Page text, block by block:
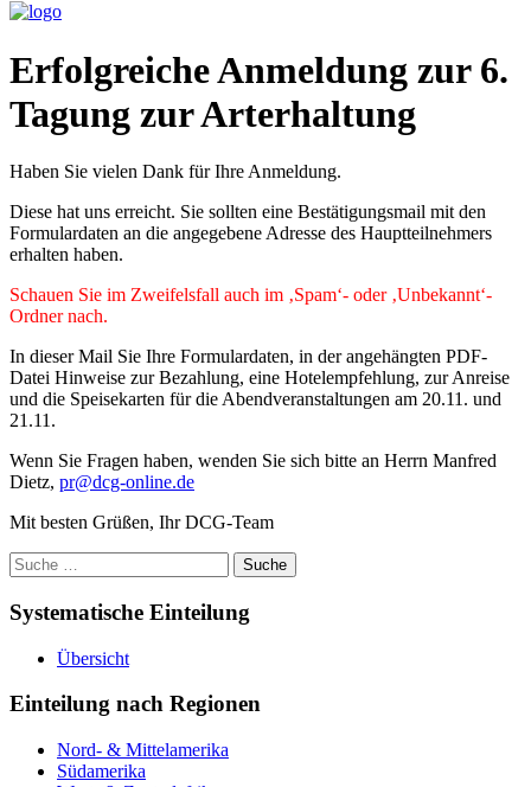
Erfolgreiche Anmeldung zur 6.
Tagung zur Arterhaltung
Haben Sie vielen Dank für Ihre Anmeldung.
Diese hat uns erreicht. Sie sollten eine Bestätigungsmail mit den
Formulardaten an die angegebene Adresse des Hauptteilnehmers
erhalten haben.
Schauen Sie im Zweifelsfall auch im ‚Spam‘- oder ‚Unbekannt‘-
Ordner nach.
In dieser Mail Sie Ihre Formulardaten, in der angehängten PDF-
Datei Hinweise zur Bezahlung, eine Hotelempfehlung, zur Anreise
und die Speisekarten für die Abendveranstaltungen am 20.11. und
21.11.
Wenn Sie Fragen haben, wenden Sie sich bitte an Herrn Manfred
Dietz, pr@dcg-online.de
Mit besten Grüßen, Ihr DCG-Team
Suche
nach:
Systematische Einteilung
Übersicht
Einteilung nach Regionen
Nord- & Mittelamerika
Südamerika